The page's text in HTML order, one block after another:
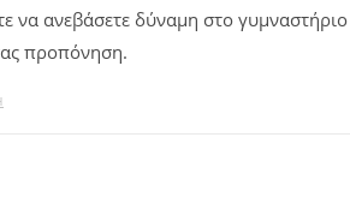
να ανεβάσετε δύναμη στο γυμναστήριο
προπόνηση.